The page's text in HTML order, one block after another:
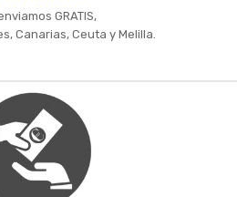
GRATIS,
Canarias, Ceuta y Melilla.